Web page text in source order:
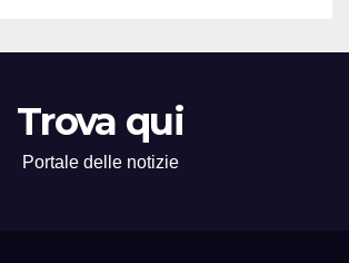
Trova qui
Portale delle notizie